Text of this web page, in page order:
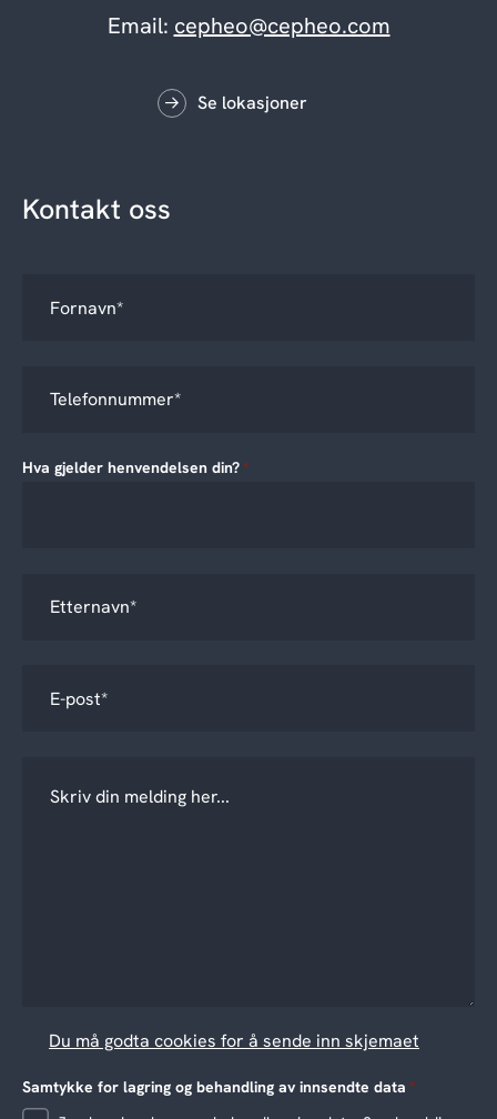
Email: cepheo@cepheo.com
Se lokasjoner
Kontakt oss
Hva gjelder henvendelsen din? *
Du må godta cookies for å sende inn skjemaet
Samtykke for lagring og behandling av innsendte data *